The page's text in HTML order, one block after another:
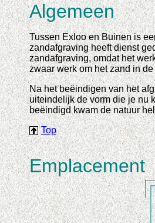
Algemeen
Tussen Exloo en Buinen is
zandafgraving heeft dienst
zandafgraving, omdat het
zwaar werk om het zand in
Na het beëindigen van het
uiteindelijk de vorm die je nu
beëindigd kwam de natuur
Top
Emplacement